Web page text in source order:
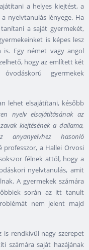
a helyes kiejtést, a
nyelvtanulás lényege. Ha
a saját gyermekét,
is képes lesz
is. Egy német vagy angol
hogy az említett két
gyermekek
lehet elsajátítani, később
nyelv elsajátításának az
kiejtésének a dallama,
anyanyelvhez hasonló
a Hallei Orvosi
félnek attól, hogy a
nyelvtanulás, amit
A gyermekek számára
során az itt tanult
nem jelent majd
is rendkívül nagy szerepet
számára saját hazájának